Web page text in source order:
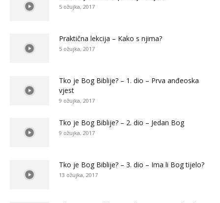
5 ožujka, 2017
Praktična lekcija – Kako s njima?
5 ožujka, 2017
Tko je Bog Biblije? – 1. dio – Prva anđeoska
vjest
9 ožujka, 2017
Tko je Bog Biblije? – 2. dio – Jedan Bog
9 ožujka, 2017
Tko je Bog Biblije? – 3. dio – Ima li Bog tijelo?
13 ožujka, 2017